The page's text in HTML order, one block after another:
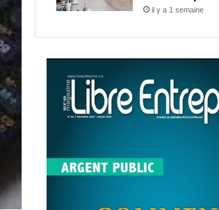
il y a 1 semaine